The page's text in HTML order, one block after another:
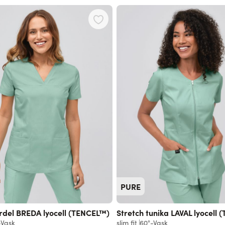
the tab key. You can skip the carousel or go straight to
BREDA lyocell (TENCEL™)
PURE
Stretch tunika LAVAL lyocell
slim fit 60°-Vask